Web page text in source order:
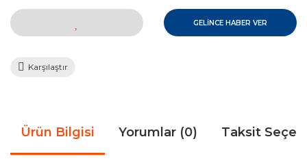
GELİNCE HABER VER
Karşılaştır
Ürün Bilgisi Yorumlar (0) Taksit